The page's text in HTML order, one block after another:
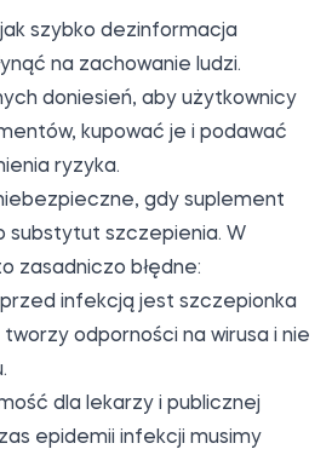
szybko dezinformacja
na zachowanie ludzi.
doniesień, aby użytkownicy
kupować je i podawać
ryzyka.
gdy suplement
substytut szczepienia. W
zasadniczo błędne:
infekcją jest szczepionka
tworzy odporności na wirusa i nie
dla lekarzy i publicznej
epidemii infekcji musimy